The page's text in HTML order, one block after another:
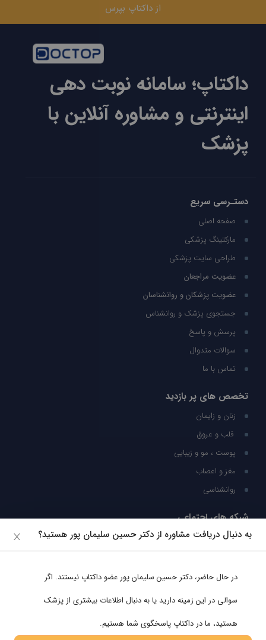
از داکتاپ بپرس
داکتاپ؛ سامانه نوبت دهی
اینترنتی و مشاوره آنلاین با
پزشک
دستـرسی سریع
صفحه اصلی
مارکتینگ پزشکی
طراحی سایت پزشکی
عضویت مراجعان
عضویت پزشکان و روانشناسان
جستجوی پزشک و روانشناس
پرسش و پاسخ
سوالات متدوال
تماس با ما
تخصص های پر بازدید
زنان و زایمان
قلب و عروق
پوست ، مو و زیبایی
مغز و اعصاب
روانشناسی
شبکه های اجتماعی
ما را در شبکه های اجتماعی دنبال کنید
به دنبال دریافت مشاوره از دکتر حسین سلیمان پور هستید؟
در حال حاضر، دکتر حسین سلیمان پور عضو داکتاپ نیستند. اگر
سوالی در این زمینه دارید یا به دنبال اطلاعات بیشتری از پزشک
هستید، ما در داکتاپ پاسخگوی شما هستیم.